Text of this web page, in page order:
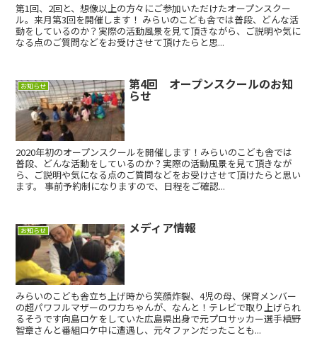
第1回、2回と、想像以上の方々にご参加いただけたオープンスクー
ル。来月第3回を開催します！ みらいのこども舎では普段、どんな活
動をしているのか？実際の活動風景を見て頂きながら、ご説明や気に
なる点のご質問などをお受けさせて頂けたらと思...
お知らせ 第4回 オープンスクールのお知
らせ
2020年初のオープンスクールを開催します！みらいのこども舎では
普段、どんな活動をしているのか？実際の活動風景を見て頂きなが
ら、ご説明や気になる点のご質問などをお受けさせて頂けたらと思い
ます。 事前予約制になりますので、日程をご確認...
お知らせ メディア情報
みらいのこども舎立ち上げ時から笑顔炸裂、4児の母、保育メンバー
の超パワフルマザーのワカちゃんが、なんと！テレビで取り上げられ
るそうです向島ロケをしていた広島県出身で元プロサッカー選手槙野
智章さんと番組ロケ中に遭遇し、元々ファンだったことも...